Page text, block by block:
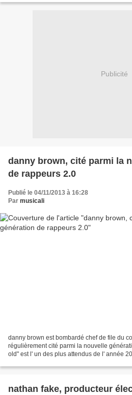
Publicité
danny brown, cité parmi la
de rappeurs 2.0
Publié le 04/11/2013 à 16:28
Par musicali
danny brown est bombardé chef de file du
régulièrement cité parmi la nouvelle
old" est l' un des plus attendus de l' année
nathan fake, producteur